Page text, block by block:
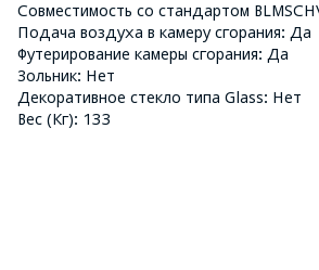
Совместимость со стандартом
Подача воздуха в камеру сгорания: Да
Футерирование камеры сгорания: Да
Зольник: Нет
Декоративное стекло типа Glass: Нет
Вес (Кг): 133